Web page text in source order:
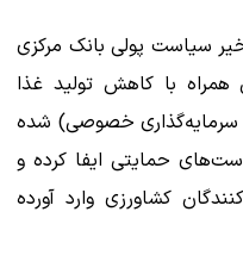
سیاست پولی بانک مرکزی
با کاهش تولید غذا
سرمایه‌گذاری خصوصی) شده
حمایتی ایفا کرده و
کشاورزی وارد آورده